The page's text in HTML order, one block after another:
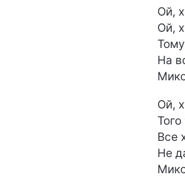
Ой,
Ой,
На
Ой,
Того
Все
Не